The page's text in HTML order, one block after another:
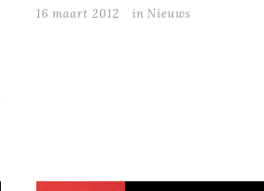
16 maart 2012 in Nieuws